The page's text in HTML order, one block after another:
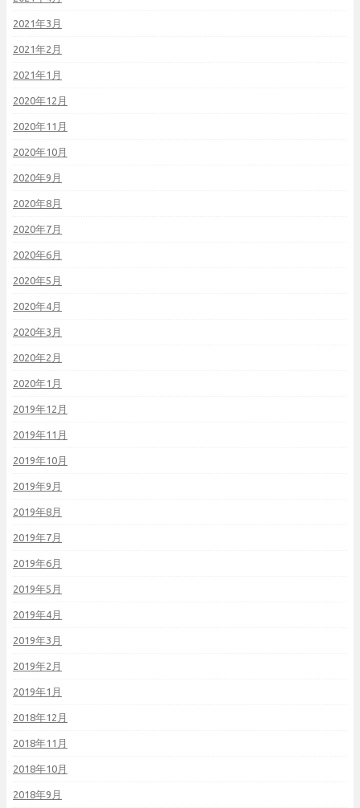
2021年3月
2021年2月
2021年1月
2020年12月
2020年11月
2020年10月
2020年9月
2020年8月
2020年7月
2020年6月
2020年5月
2020年4月
2020年3月
2020年2月
2020年1月
2019年12月
2019年11月
2019年10月
2019年9月
2019年8月
2019年7月
2019年6月
2019年5月
2019年4月
2019年3月
2019年2月
2019年1月
2018年12月
2018年11月
2018年10月
2018年9月